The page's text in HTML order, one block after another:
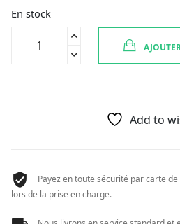
En stock
NF
Add to
Payez en toute sécurité par carte
lors de la prise en charge.